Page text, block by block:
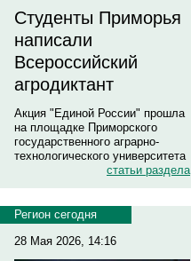
Студенты Приморья
написали
Всероссийский
агродиктант
Акция "Единой России" прошла
на площадке Приморского
государственного аграрно-
технологического университета
статьи раздела
Регион сегодня
28 Мая 2026, 14:16